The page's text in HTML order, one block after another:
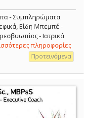
- Συμπληρώματα
Είδη Μπεμπέ -
- Ιατρικά
πληροφορίες
Προτεινόμενα